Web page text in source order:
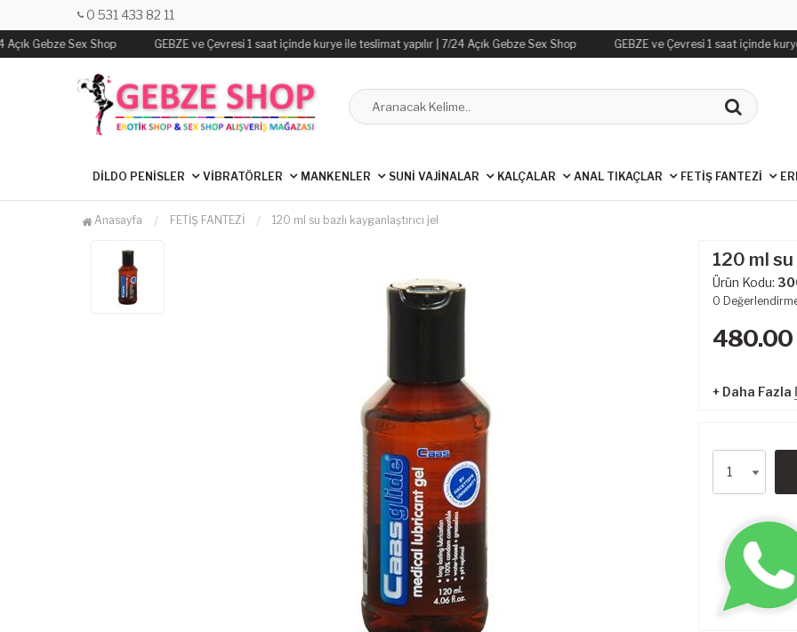
0 531 433 82 11
Gebze Sex Shop GEBZE ve Çevresi 1 saat içinde kurye ile teslimat yapılır | 7/24 Açık Gebze Sex Shop GEBZE ve Çevresi 1 saat içinde
DİLDO PENİSLER VİBRATÖRLER MANKENLER SUNİ VAJİNALAR KALÇALAR ANAL TIKAÇLAR FETİŞ FANTEZİ
Anasayfa FETİŞ FANTEZİ 120 ml su bazlı kayganlaştırıcı jel
120 ml su
Ürün Kodu:
0
480.00
+ Daha Fazla